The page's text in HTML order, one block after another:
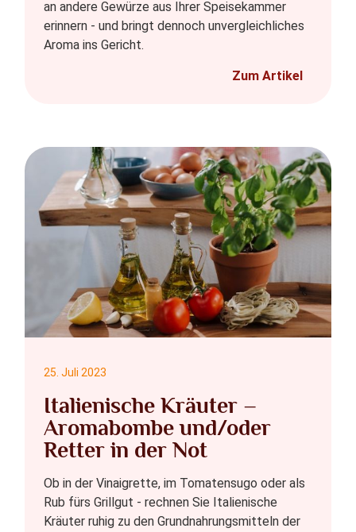
an andere Gewürze aus Ihrer Speisekammer
erinnern - und bringt dennoch unvergleichliches
Aroma ins Gericht.
Zum Artikel
Italienische Kräuter –
Aromabombe und/oder
Retter in der Not
25. Juli 2023
Ob in der Vinaigrette, im Tomatensugo oder als
Rub fürs Grillgut - rechnen Sie Italienische
Kräuter ruhig zu den Grundnahrungsmitteln der